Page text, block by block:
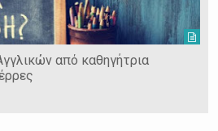
από καθηγήτρια